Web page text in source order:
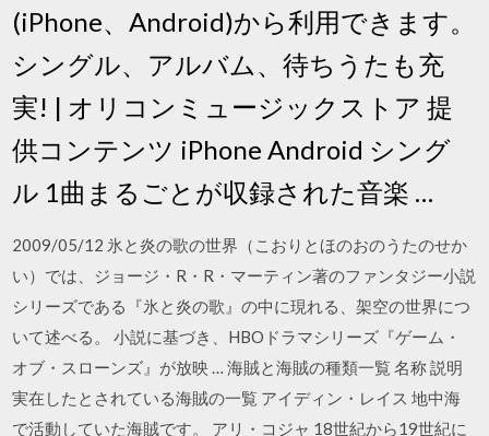
(iPhone、Android)から利用できます。
シングル、アルバム、待ちうたも充
実! | オリコンミュージックストア 提
供コンテンツ iPhone Android シング
ル 1曲まるごとが収録された音楽 …
2009/05/12 氷と炎の歌の世界（こおりとほのおのうたのせか
い）では、ジョージ・R・R・マーティン著のファンタジー小説
シリーズである『氷と炎の歌』の中に現れる、架空の世界につ
いて述べる。 小説に基づき、HBOドラマシリーズ『ゲーム・
オブ・スローンズ』が放映 … 海賊と海賊の種類一覧 名称 説明
実在したとされている海賊の一覧 アイディン・レイス 地中海
で活動していた海賊です。 アリ・コジャ 18世紀から19世紀に